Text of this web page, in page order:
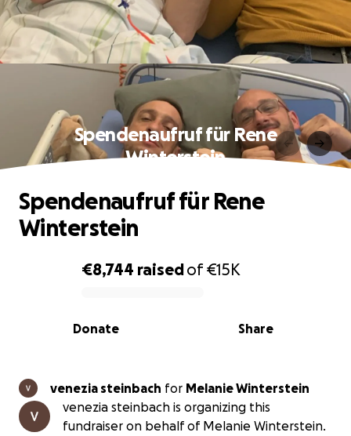
Spendenaufruf für Rene
Winterstein
0% complete
€8,744 raisedof€15K
Share
Donate
Spendenaufruf für Rene
Winterstein
venezia steinbach for
Melanie Winterstein
venezia steinbach is organizing this
fundraiser on behalf of Melanie Winterstein.